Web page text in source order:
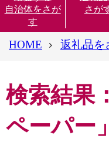
自治体をさが
す
さが
HOME 返礼品を
検索結果
ペーパー」